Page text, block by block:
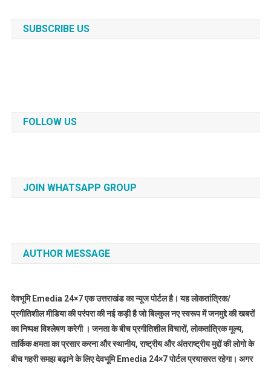
SUBSCRIBE US
FOLLOW US
JOIN WHATSAPP GROUP
AUTHOR MESSAGE
देवभूमि Emedia 24×7 एक उत्तराखंड का न्यूज पोर्टल है। यह लोकतांत्रिक/
प्रगीतिशील मीडिया की परंपरा की नई कड़ी है जो बिल्कुल नए स्वरूप में जनमुद्दे की खबरों
का निष्पक्ष विश्लेषण करेगी । जनता के बीच प्रगीतिशील विचारों, लोकतांत्रिक मूल्य,
तार्किक क्षमता का प्रसार करना और स्थानीय, राष्ट्रीय और अंतराष्ट्रीय मुद्दों की लोगो के
बीच गहरी समझ बढ़ाने के लिए देवभूमि Emedia 24×7 पोर्टल प्रयासरत रहेगा। अगर